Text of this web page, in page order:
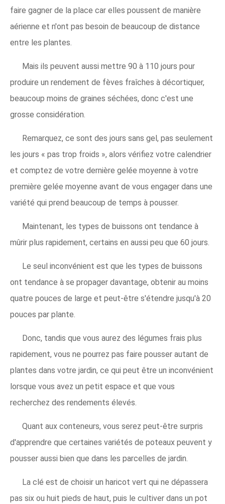
faire gagner de la place car elles poussent de manière
aérienne et n'ont pas besoin de beaucoup de distance
entre les plantes.
Mais ils peuvent aussi mettre 90 à 110 jours pour
produire un rendement de fèves fraîches à décortiquer,
beaucoup moins de graines séchées, donc c'est une
grosse considération.
Remarquez, ce sont des jours sans gel, pas seulement
les jours « pas trop froids », alors vérifiez votre calendrier
et comptez de votre dernière gelée moyenne à votre
première gelée moyenne avant de vous engager dans une
variété qui prend beaucoup de temps à pousser.
Maintenant, les types de buissons ont tendance à
mûrir plus rapidement, certains en aussi peu que 60 jours.
Le seul inconvénient est que les types de buissons
ont tendance à se propager davantage, obtenir au moins
quatre pouces de large et peut-être s'étendre jusqu'à 20
pouces par plante.
Donc, tandis que vous aurez des légumes frais plus
rapidement, vous ne pourrez pas faire pousser autant de
plantes dans votre jardin, ce qui peut être un inconvénient
lorsque vous avez un petit espace et que vous
recherchez des rendements élevés.
Quant aux conteneurs, vous serez peut-être surpris
d'apprendre que certaines variétés de poteaux peuvent y
pousser aussi bien que dans les parcelles de jardin.
La clé est de choisir un haricot vert qui ne dépassera
pas six ou huit pieds de haut, puis le cultiver dans un pot